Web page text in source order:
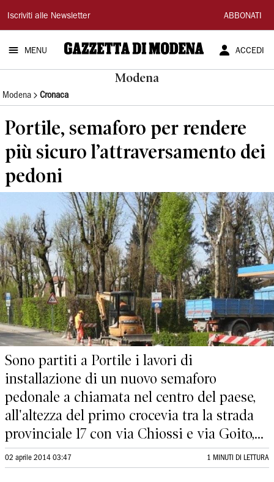
Gazzetta
di
Modena
Iscriviti alle Newsletter ABBONATI
MENU ACCEDI
Modena
Modena Cronaca
Portile, semaforo per rendere
più sicuro l’attraversamento dei
pedoni
Sono partiti a Portile i lavori di
installazione di un nuovo semaforo
pedonale a chiamata nel centro del paese,
all'altezza del primo crocevia tra la strada
provinciale 17 con via Chiossi e via Goito,...
02 aprile 2014 03:47 1 MINUTI DI LETTURA